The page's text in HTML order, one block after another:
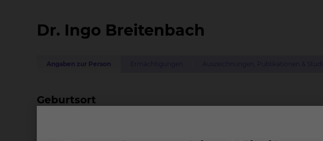
Dr. Ingo Breitenbach
Angaben zur Person
Geburtsort